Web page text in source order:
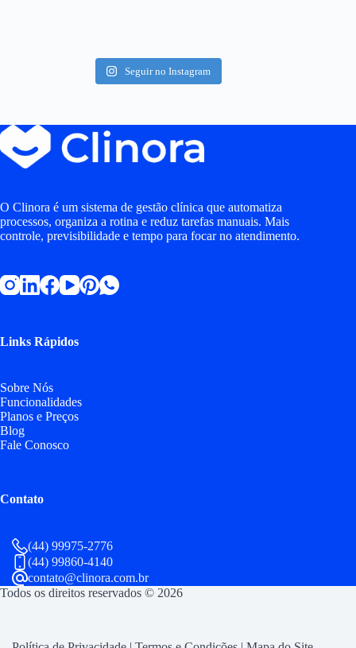
Seguir no Instagram
O Clinora é um sistema de gestão clínica que automatiza
processos, organiza a rotina e reduz tarefas manuais. Mais
controle, previsibilidade e tempo para focar no atendimento.
Links Rápidos
Sobre Nós
Funcionalidades
Planos e Preços
Blog
Fale Conosco
Contato
(44) 99975-2776
(44) 99860-4140
contato@clinora.com.br
Todos os direitos reservados © 2026